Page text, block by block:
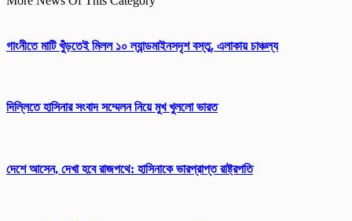
গাংনীতে মাটি খুঁড়তেই মিলল ১০ ল্যান্ডমাইনসদৃশ বস্তু, এলাকায় চাঞ্চল্য
দিল্লিতে হাসিনার সংবাদ সম্মেলন নিয়ে মুখ খুললো ভারত
দেশে আসেন, দেখা হবে রাজপথে: হাসিনাকে ভারপ্রাপ্ত রাষ্ট্রপতি